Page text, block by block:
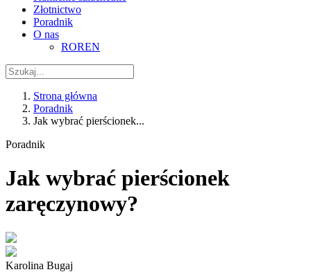
Złotnictwo
Poradnik
O nas
ROREN
Strona główna
Poradnik
Jak wybrać pierścionek...
Poradnik
Jak wybrać pierścionek
zaręczynowy?
Karolina Bugaj